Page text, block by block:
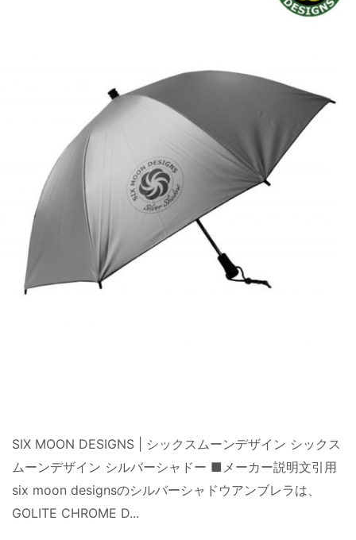
SIX MOON DESIGNS | シックスムーンデザイン シックス
ムーンデザイン シルバーシャドー ■メーカー説明文引用
six moon designsのシルバーシャドウアンブレラは、
GOLITE CHROME D...